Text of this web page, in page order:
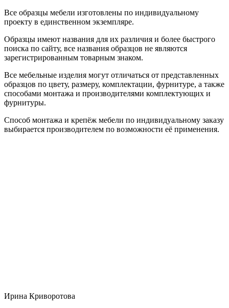
Все образцы мебели изготовлены по индивидуальному
проекту в единственном экземпляре.
Образцы имеют названия для их различия и более быстрого
поиска по сайту, все названия образцов не являются
зарегистрированным товарным знаком.
Все мебельные изделия могут отличаться от представленных
образцов по цвету, размеру, комплектации, фурнитуре, а также
способами монтажа и производителями комплектующих и
фурнитуры.
Способ монтажа и крепёж мебели по индивидуальному заказу
выбирается производителем по возможности её применения.
Ирина Криворотова